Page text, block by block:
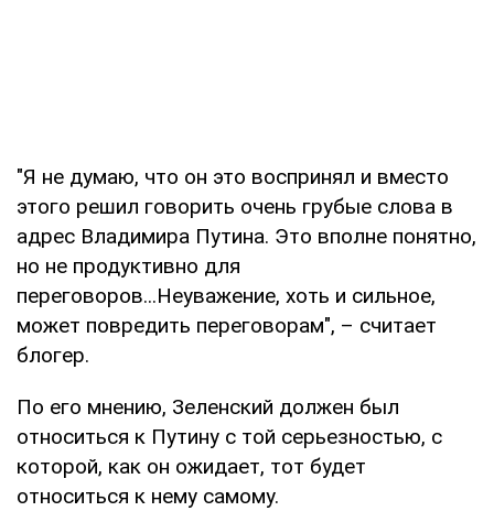
"Я не думаю, что он это воспринял и вместо
этого решил говорить очень грубые слова в
адрес Владимира Путина. Это вполне понятно,
но не продуктивно для
переговоров...Неуважение, хоть и сильное,
может повредить переговорам", – считает
блогер.
По его мнению, Зеленский должен был
относиться к Путину с той серьезностью, с
которой, как он ожидает, тот будет
относиться к нему самому.